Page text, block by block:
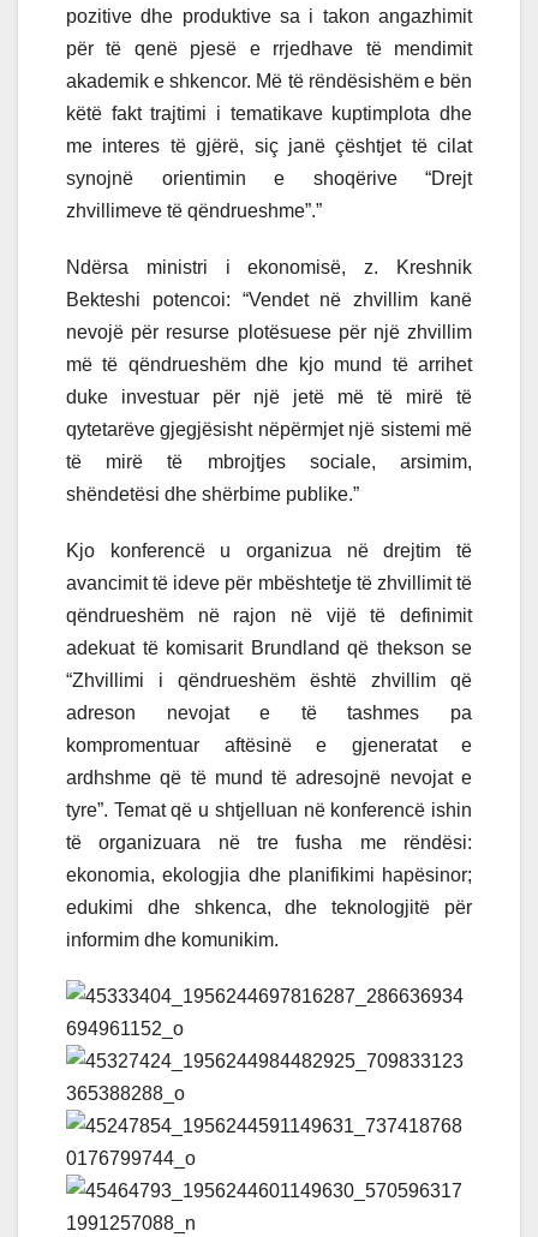
pozitive dhe produktive sa i takon angazhimit
për të qenë pjesë e rrjedhave të mendimit
akademik e shkencor. Më të rëndësishëm e bën
këtë fakt trajtimi i tematikave kuptimplota dhe
me interes të gjërë, siç janë çështjet të cilat
synojnë orientimin e shoqërive “Drejt
zhvillimeve të qëndrueshme”.”
Ndërsa ministri i ekonomisë, z. Kreshnik
Bekteshi potencoi: “Vendet në zhvillim kanë
nevojë për resurse plotësuese për një zhvillim
më të qëndrueshëm dhe kjo mund të arrihet
duke investuar për një jetë më të mirë të
qytetarëve gjegjësisht nëpërmjet një sistemi më
të mirë të mbrojtjes sociale, arsimim,
shëndetësi dhe shërbime publike.”
Kjo konferencë u organizua në drejtim të
avancimit të ideve për mbështetje të zhvillimit të
qëndrueshëm në rajon në vijë të definimit
adekuat të komisarit Brundland që thekson se
“Zhvillimi i qëndrueshëm është zhvillim që
adreson nevojat e të tashmes pa
kompromentuar aftësinë e gjeneratat e
ardhshme që të mund të adresojnë nevojat e
tyre”. Temat që u shtjelluan në konferencë ishin
të organizuara në tre fusha me rëndësi:
ekonomia, ekologjia dhe planifikimi hapësinor;
edukimi dhe shkenca, dhe teknologjitë për
informim dhe komunikim.